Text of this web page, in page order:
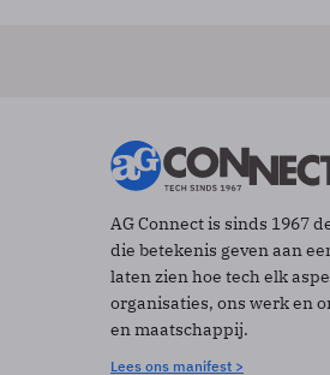
AG Connect is sinds 1967
die betekenis geven aan
laten zien hoe tech elk
organisaties, ons werk en
en maatschappij.
Lees ons manifest >